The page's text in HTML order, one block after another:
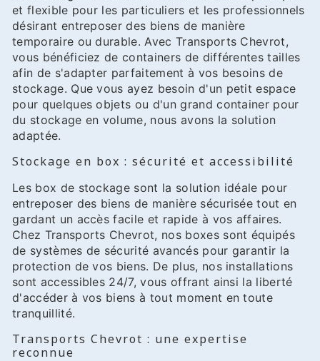
et flexible pour les particuliers et les professionnels
désirant entreposer des biens de manière
temporaire ou durable. Avec Transports Chevrot,
vous bénéficiez de containers de différentes tailles
afin de s'adapter parfaitement à vos besoins de
stockage. Que vous ayez besoin d'un petit espace
pour quelques objets ou d'un grand container pour
du stockage en volume, nous avons la solution
adaptée.
Stockage en box : sécurité et accessibilité
Les box de stockage sont la solution idéale pour
entreposer des biens de manière sécurisée tout en
gardant un accès facile et rapide à vos affaires.
Chez Transports Chevrot, nos boxes sont équipés
de systèmes de sécurité avancés pour garantir la
protection de vos biens. De plus, nos installations
sont accessibles 24/7, vous offrant ainsi la liberté
d'accéder à vos biens à tout moment en toute
tranquillité.
Transports Chevrot : une expertise
reconnue